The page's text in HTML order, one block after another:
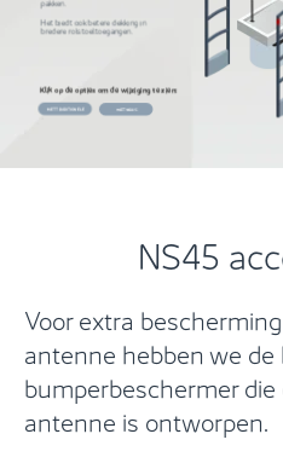
NS45
Voor extra
antenne hebben we de
bumperbeschermer
antenne is ontworpen.